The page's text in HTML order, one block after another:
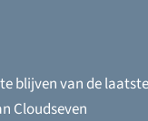
blijven van de
Cloudseven